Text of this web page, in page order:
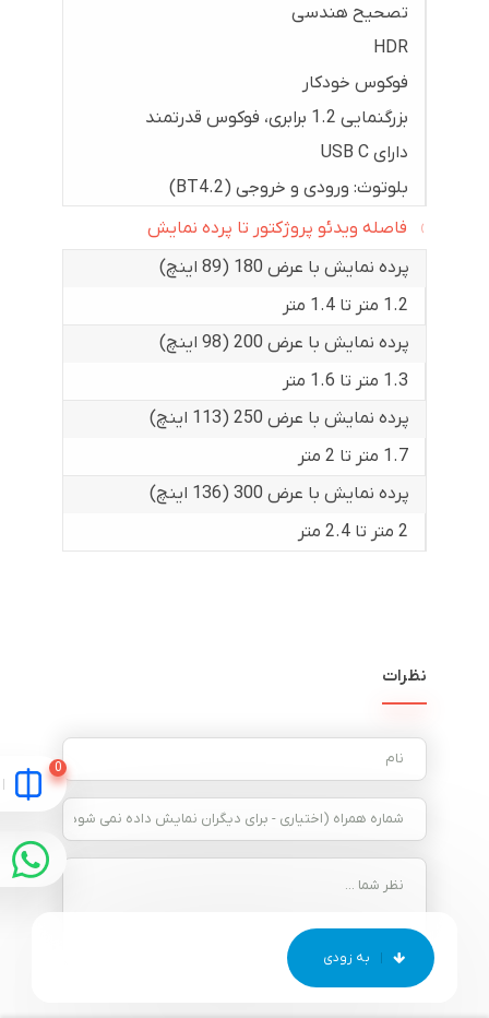
تصحیح هندسی
HDR
فوکوس خودکار
بزرگنمایی 1.2 برابری، فوکوس قدرتمند
دارای USB C
بلوتوث: ورودی و خروجی (BT4.2)
فاصله ویدئو پروژکتور تا پرده نمایش
پرده نمایش با عرض 180 (89 اینچ)
1.2 متر تا 1.4 متر
پرده نمایش با عرض 200 (98 اینچ)
1.3 متر تا 1.6 متر
پرده نمایش با عرض 250 (113 اینچ)
1.7 متر تا 2 متر
پرده نمایش با عرض 300 (136 اینچ)
2 متر تا 2.4 متر
نظرات